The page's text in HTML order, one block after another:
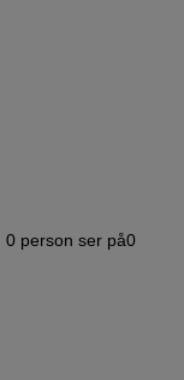
0 person ser på0